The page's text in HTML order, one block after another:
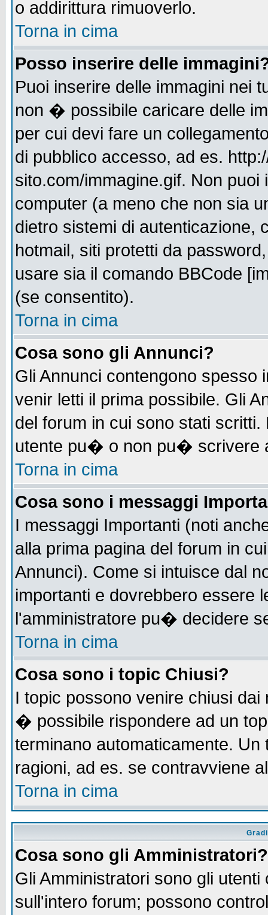
o addirittura rimuoverlo.
Torna in cima
Posso inserire delle
Puoi inserire delle immagini nei
non � possibile caricare delle
per cui devi fare un
di pubblico accesso, ad es.
sito.com/immagine.gif. Non
computer (a meno che non sia
dietro sistemi di autenticazione,
hotmail, siti protetti da
usare sia il comando BBCode
(se consentito).
Torna in cima
Cosa sono gli Annunci?
Gli Annunci contengono spesso
venir letti il prima possibile. Gli
del forum in cui sono stati
utente pu� o non pu� scrivere
Torna in cima
Cosa sono i messaggi
I messaggi Importanti (noti
alla prima pagina del forum in
Annunci). Come si intuisce dal
importanti e dovrebbero essere
l'amministratore pu� decidere
Torna in cima
Cosa sono i topic Chiusi?
I topic possono venire chiusi
� possibile rispondere ad un
terminano automaticamente.
ragioni, ad es. se contravviene
Torna in cima
Cosa sono gli Amministratori?
Gli Amministratori sono gli
sull'intero forum; possono